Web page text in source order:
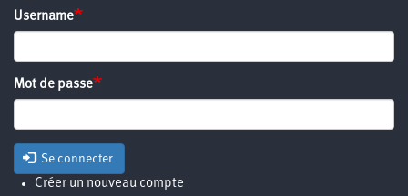
Username
Mot de passe
Se connecter
Créer un nouveau compte